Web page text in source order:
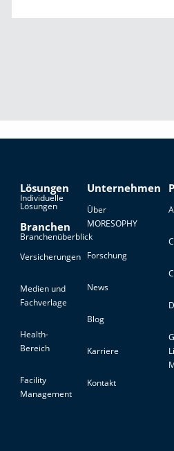
Lösungen
Individuelle
Lösungen
Branchen
Branchenüberblick
Versicherungen
Medien und
Fachverlage
Health-
Bereich
Facility
Management
Unternehmen
Über
MORESOPHY
Forschung
News
Blog
Karriere
Kontakt